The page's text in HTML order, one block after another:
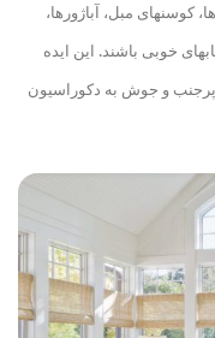
کوسنهای مبل، آباژورها،
های خوبی باشند. این ایده
و جوش به دکوراسیون